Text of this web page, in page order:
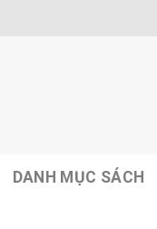
DANH MỤC SÁCH